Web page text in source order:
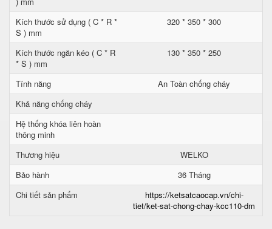
Kích thước sử dụng ( C * R *
S ) mm
320 * 350 * 300
Kích thước ngăn kéo ( C * R
* S ) mm
130 * 350 * 250
Tính năng
An Toàn chống cháy
Khả năng chống cháy
Hệ thống khóa liên hoàn
thông minh
Thương hiệu
WELKO
Bảo hành
36 Tháng
Chi tiết sản phẩm
https://ketsatcaocap.vn/chi-
tiet/ket-sat-chong-chay-kcc110-dm